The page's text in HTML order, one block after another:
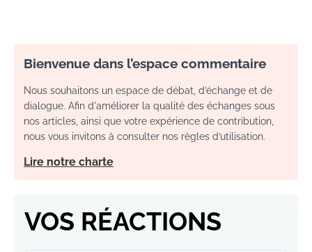
Bienvenue dans l’espace commentaire
Nous souhaitons un espace de débat, d’échange et de
dialogue. Afin d'améliorer la qualité des échanges sous
nos articles, ainsi que votre expérience de contribution,
nous vous invitons à consulter nos règles d’utilisation.
Lire notre charte
VOS RÉACTIONS